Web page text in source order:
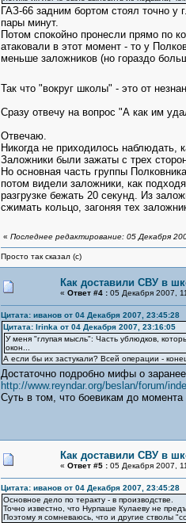
ГАЗ-66 задним бортом стоял точно у
пары минут.
Потом спокойно пронесли прямо по
атаковали в этот момент - то у
меньше заложников (но гораздо
Так что "вокруг школы" - это от
Сразу отвечу на вопрос "А как им
Отвечаю.
Никогда не приходилось наблюдать,
Заложники были зажаты с трех
Но основная часть группы
потом видели заложники, как
разгрузке бежать 20 секунд. Из
сжимать кольцо, загоняя тех
« Последнее редактирование: 05 Декабря
Просто так сказал (с)
Как доставили СВУ в
« Ответ #4 : 05 Декабря 2007,
Цитата: иванов от 04 Декабря 2007, 23:45:28
Цитата: Irinka от 04 Декабря 2007, 23:16:05
У меня "глупая мысль": Часть ублюдков,
окон...
А если бы их застукали? Всей операции -
Достаточно подробно мифы о
http://www.reyndar.org/beslan/forum/
Суть в том, что боевикам до момента
Как доставили СВУ в
« Ответ #5 : 05 Декабря 2007,
Цитата: иванов от 04 Декабря 2007, 23:45:28
Основное дело по теракту - в производстве.
Точно известно, что Нурпаше Кулаеву не
Поэтому я сомневаюсь, что и другие стволы